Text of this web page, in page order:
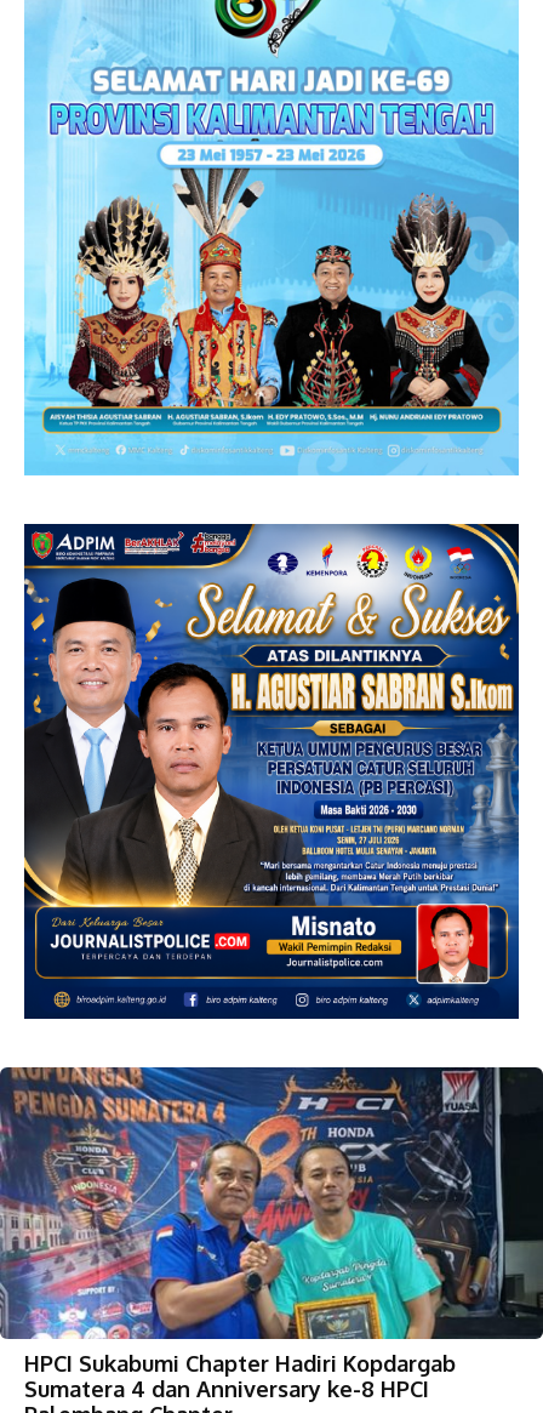
HPCI Sukabumi Chapter Hadiri Kopdargab
Sumatera 4 dan Anniversary ke-8 HPCI